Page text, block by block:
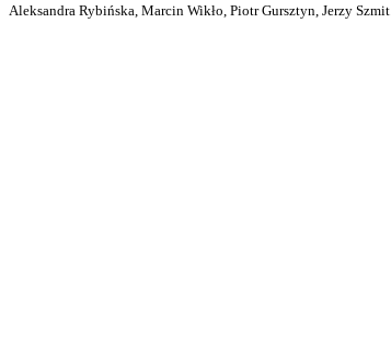
Aleksandra Rybińska, Marcin Wikło, Piotr Gursztyn, Jerzy Szmit.